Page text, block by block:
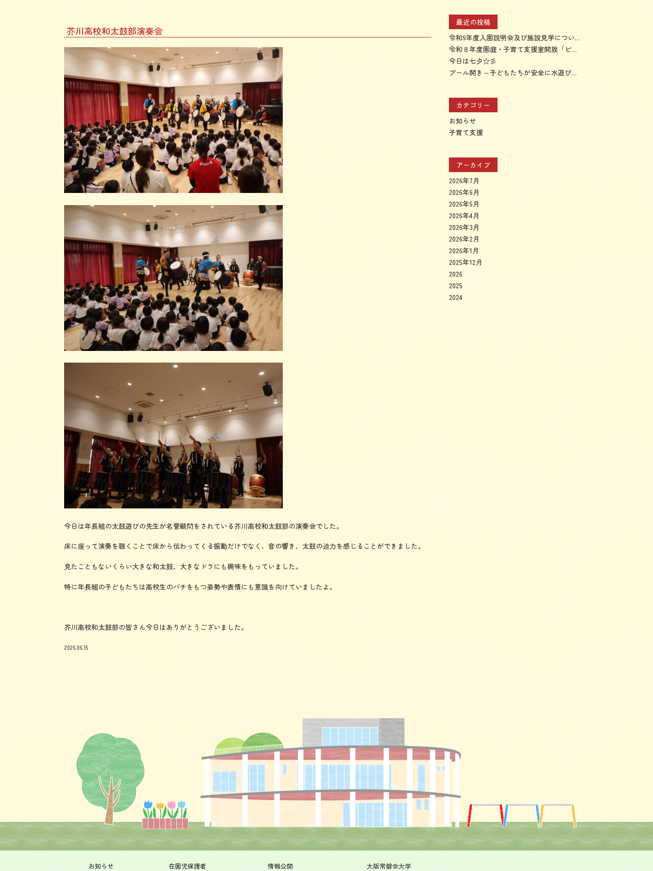
高
美
幼
稚
園
芥川高校和太鼓部演奏会
今日は年長組の太鼓遊びの先生が名誉顧問をされている芥川高校和太鼓部の演奏会でした。
床に座って演奏を聴くことで床から伝わってくる振動だけでなく、音の響き、太鼓の迫力を感じることができました。
見たこともないくらい大きな和太鼓、大きなドラにも興味をもっていました。
特に年長組の子どもたちは高校生のバチをもつ姿勢や表情にも意識を向けていましたよ。
芥川高校和太鼓部の皆さん今日はありがとうございました。
2026.06.15
最近の投稿
令和9年度入園説明会及び施設見学について
令和８年度園庭・子育て支援室開放「ピヨピヨ」開催のお知らせ
今日は七夕☆彡
プール開き～子どもたちが安全に水遊びを楽しめますように～
カテゴリー
お知らせ
子育て支援
アーカイブ
2026年7月
2026年6月
2026年5月
2026年4月
2026年3月
2026年2月
2026年1月
2025年12月
2026
2025
2024
お知らせ 在園児保護者 情報公開 大阪常磐会大学